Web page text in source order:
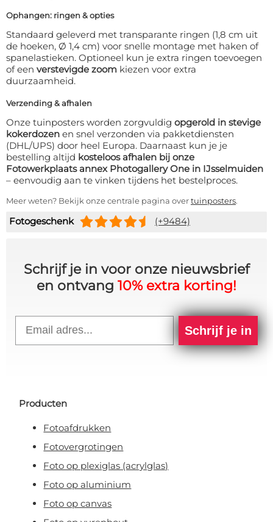
Ophangen: ringen & opties
Standaard geleverd met transparante ringen (1,8 cm uit
de hoeken, Ø 1,4 cm) voor snelle montage met haken of
spanelastieken. Optioneel kun je extra ringen toevoegen
of een verstevigde zoom kiezen voor extra
duurzaamheid.
Verzending & afhalen
Onze tuinposters worden zorgvuldig opgerold in stevige
kokerdozen en snel verzonden via pakketdiensten
(DHL/UPS) door heel Europa. Daarnaast kun je je
bestelling altijd kosteloos afhalen bij onze
Fotowerkplaats annex Photogallery One in IJsselmuiden
– eenvoudig aan te vinken tijdens het bestelproces.
Meer weten? Bekijk onze centrale pagina overtuinposters.
Fotogeschenk (+9484)
Schrijf je in voor onze nieuwsbrief
en ontvang 10% extra korting!
Schrijf je in
Producten
Fotoafdrukken
Fotovergrotingen
Foto op plexiglas (acrylglas)
Foto op aluminium
Foto op canvas